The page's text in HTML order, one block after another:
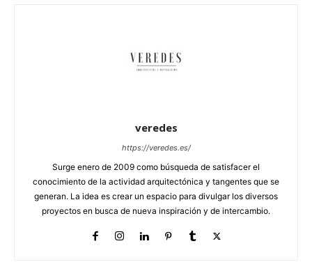
veredes
https://veredes.es/
Surge enero de 2009 como búsqueda de satisfacer el
conocimiento de la actividad arquitectónica y tangentes que se
generan. La idea es crear un espacio para divulgar los diversos
proyectos en busca de nueva inspiración y de intercambio.